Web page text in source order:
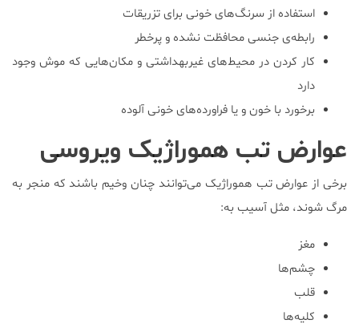
استفاده از سرنگ‌های خونی برای تزریقات
رابطه‌ی جنسی محافظت نشده و پرخطر
کار کردن در محیط‌های غیربهداشتی و مکان‌هایی که موش وجود
دارد
برخورد با خون و یا فراورده‌های خونی آلوده
عوارض تب هموراژیک ویروسی
برخی از عوارض تب هموراژیک می‌توانند چنان وخیم باشند که منجر به
مرگ شوند، مثل آسیب به:
مغز
چشم‌ها
قلب
کلیه‌ها